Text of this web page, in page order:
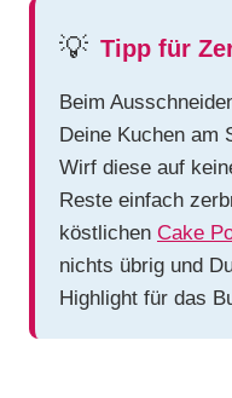
💡 Tipp für
Beim
Deine Kuchen am
Wirf diese auf
Reste einfach
köstlichen Cake
nichts übrig und
Highlight für das